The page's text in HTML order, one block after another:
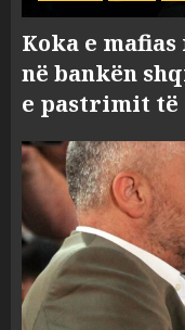
Koka e
në bankën
e pastrimit të